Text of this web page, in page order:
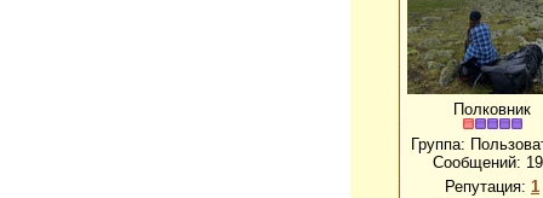
Полковник
Группа:
Сообщений:
Репутация: 1